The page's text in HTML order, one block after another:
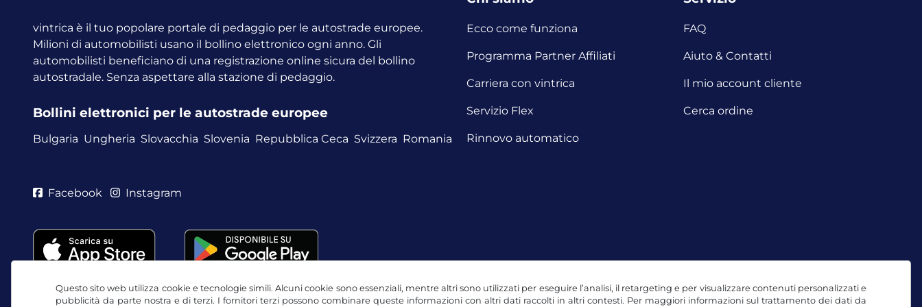
Questo sito web utilizza cookie e tecnologie simili. Alcuni cookie sono essenziali, mentre altri sono utilizzati per eseguire l’analisi, il retargeting e per visualizzare contenuti personalizzati e
pubblicità da parte nostra e di terzi. I fornitori terzi possono combinare queste informazioni con altri dati raccolti in altri contesti. Per maggiori informazioni sul trattamento dei dati da
vintrica è il tuo popolare portale di pedaggio per le autostrade europee.
Milioni di automobilisti usano il bollino elettronico ogni anno. Gli
automobilisti beneficiano di una registrazione online sicura del bollino
autostradale. Senza aspettare alla stazione di pedaggio.
Bollini elettronici per le autostrade europee
Bulgaria Ungheria Slovacchia Slovenia Repubblica Ceca Svizzera Romania
Ecco come funziona
Programma Partner Affiliati
Carriera con vintrica
Servizio Flex
Rinnovo automatico
FAQ
Aiuto & Contatti
Il mio account cliente
Cerca ordine
Facebook Instagram